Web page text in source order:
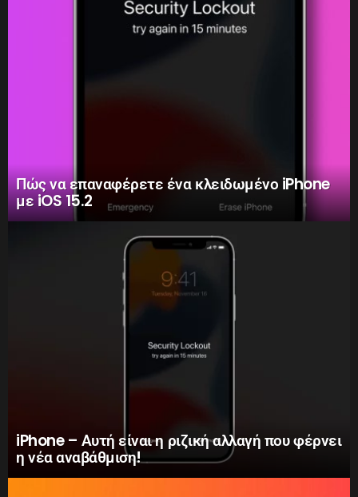
Πώς να επαναφέρετε ένα κλειδωμένο iPhone
με iOS 15.2
iPhone – Αυτή είναι η ριζική αλλαγή που φέρνει
η νέα αναβάθμιση!